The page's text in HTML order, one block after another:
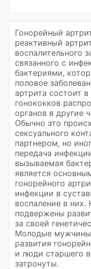
Гонорейный
реактивный
воспалительного
связанного с
бактериями,
половое
артрита состоит
гонококков
органов в другие
Обычно это
сексуального
партнером, но
передача
вызываемая
является
гонорейного
инфекции в
воспаление в
подвержены
за своей
Молодые
развития
и люди старшего
затронуты.